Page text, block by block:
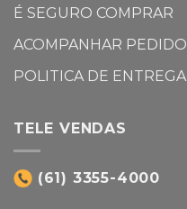
É SEGURO COMPRAR
ACOMPANHAR PEDIDO
POLITICA DE ENTREGA
TELE VENDAS
(61) 3355-4000